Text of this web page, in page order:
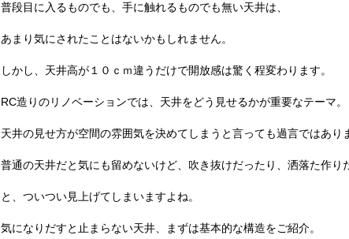
普段目に入るものでも、手に触れるものでも無い天井は、
あまり気にされたことはないかもしれません。
しかし、天井高が１０ｃｍ違うだけで開放感は驚く程変わります。
RC造りのリノベーションでは、天井をどう見せるかが重要なテーマ。
天井の見せ方が空間の雰囲気を決めてしまうと言っても過言ではあり
普通の天井だと気にも留めないけど、吹き抜けだったり、洒落た作り
と、ついつい見上げてしまいますよね。
気になりだすと止まらない天井、まずは基本的な構造をご紹介。